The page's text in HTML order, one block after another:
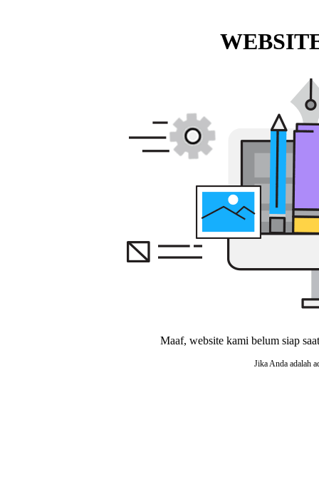
Maaf, website kami belum siap
Jika Anda adalah